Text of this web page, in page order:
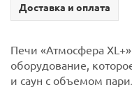
Доставка и оплата
Печи «Атмосфера
оборудование,
и саун с объемом